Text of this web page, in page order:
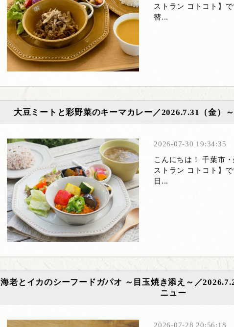
ストラン コトコト】
替...
大豆ミートと彩野菜のキーマカレー／2026.7.31（金）
2026-07-30 19:34:35
こんにちは！ 千葉市
ストラン コトコト】
日...
海老とイカのシーフードガパオ ～目玉焼き添え～／
ニュー
2026-07-28 20:56:18